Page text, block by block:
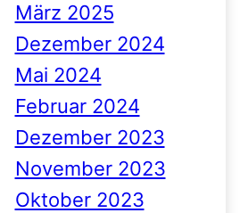
März 2025
Dezember 2024
Mai 2024
Februar 2024
Dezember 2023
November 2023
Oktober 2023